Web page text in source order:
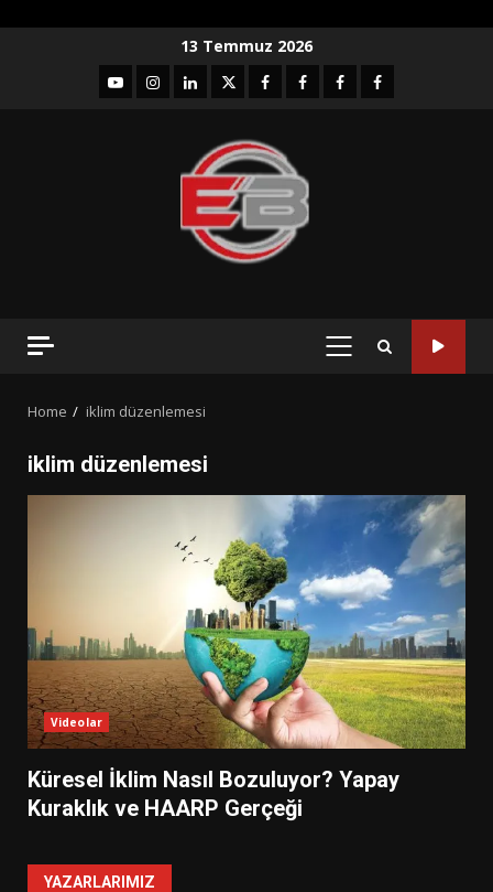
13 Temmuz 2026
YouTubeInstagram
LinkedIntwitterfacebook-Facebook-
Facebook-Facebook-
PRIMARY
Home iklim düzenlemesi
iklim düzenlemesi
Videolar
Küresel İklim Nasıl Bozuluyor? Yapay
Kuraklık ve HAARP Gerçeği
YAZARLARIMIZ